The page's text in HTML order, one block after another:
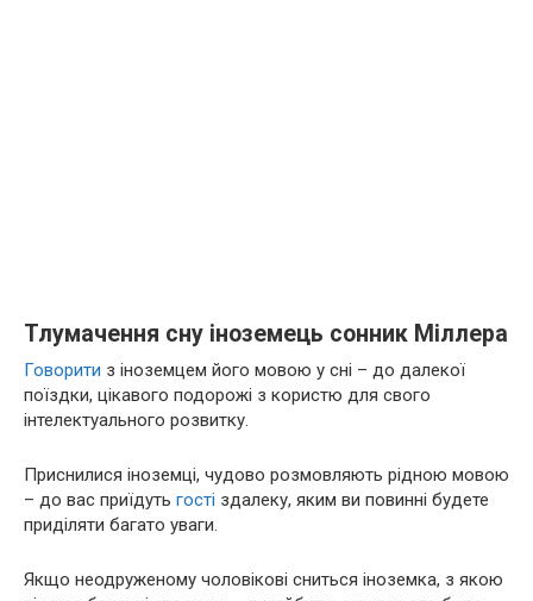
Тлумачення сну іноземець сонник Міллера
Говорити з іноземцем його мовою у сні – до далекої
поїздки, цікавого подорожі з користю для свого
інтелектуального розвитку.
Приснилися іноземці, чудово розмовляють рідною мовою
– до вас приїдуть гості здалеку, яким ви повинні будете
приділяти багато уваги.
Якщо неодруженому чоловікові сниться іноземка, з якою